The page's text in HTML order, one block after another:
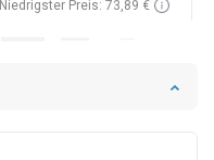
Niedrigster Preis: 73,89 €